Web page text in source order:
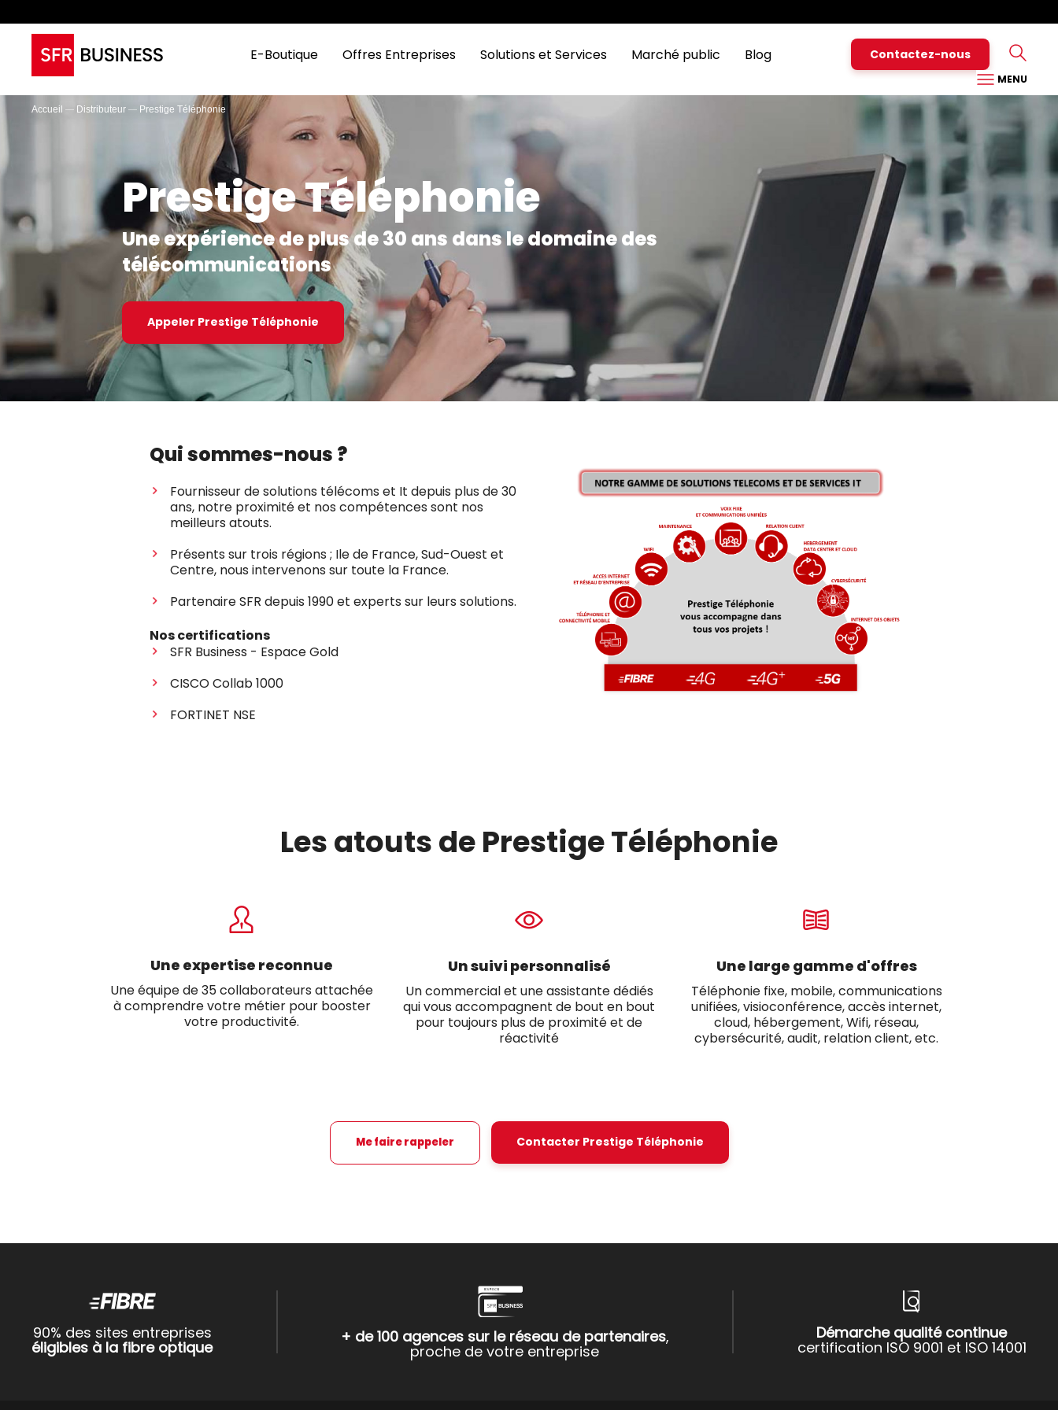
E-Boutique Offres Entreprises Solutions et Services Marché public Blog Contactez-nous
MENU
Accueil Distributeur Prestige Téléphonie
Prestige Téléphonie
Une expérience de plus de 30 ans dans le domaine des
télécommunications
Appeler Prestige Téléphonie
Qui sommes-nous ?
Fournisseur de solutions télécoms et It depuis plus de 30
ans, notre proximité et nos compétences sont nos
meilleurs atouts.
Présents sur trois régions ; Ile de France, Sud-Ouest et
Centre, nous intervenons sur toute la France.
Partenaire SFR depuis 1990 et experts sur leurs solutions.
Nos certifications
SFR Business - Espace Gold
CISCO Collab 1000
FORTINET NSE
Les atouts de Prestige Téléphonie
Une expertise reconnue
Une équipe de 35 collaborateurs attachée
à comprendre votre métier pour booster
votre productivité.
Un suivi personnalisé
Un commercial et une assistante dédiés
qui vous accompagnent de bout en bout
pour toujours plus de proximité et de
réactivité
Une large gamme d'offres
Téléphonie fixe, mobile, communications
unifiées, visioconférence, accès internet,
cloud, hébergement, Wifi, réseau,
cybersécurité, audit, relation client, etc.
Me faire rappeler Contacter Prestige Téléphonie
90% des sites entreprises
éligibles à la fibre optique
+ de 100 agences sur le réseau de partenaires,
proche de votre entreprise
Démarche qualité continue
certification ISO 9001 et ISO 14001